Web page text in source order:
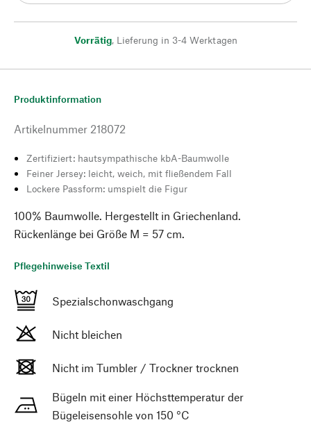
Vorrätig, Lieferung in 3-4 Werktagen
Produktinformation
Artikelnummer 218072
Zertifiziert: hautsympathische kbA-Baumwolle
Feiner Jersey: leicht, weich, mit fließendem Fall
Lockere Passform: umspielt die Figur
100% Baumwolle. Hergestellt in Griechenland.
Rückenlänge bei Größe M = 57 cm.
Pflegehinweise Textil
Spezialschonwaschgang
Nicht bleichen
Nicht im Tumbler / Trockner trocknen
Bügeln mit einer Höchsttemperatur der
Bügeleisensohle von 150 °C